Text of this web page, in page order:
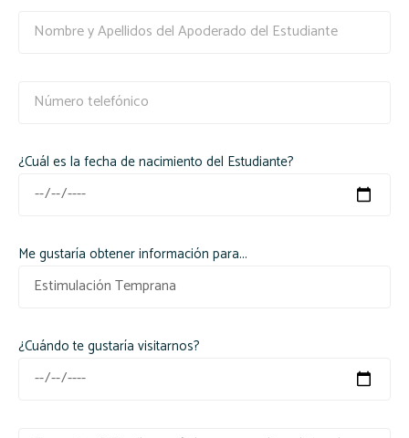
¿Cuál es la fecha de nacimiento del Estudiante?
Me gustaría obtener información para...
¿Cuándo te gustaría visitarnos?